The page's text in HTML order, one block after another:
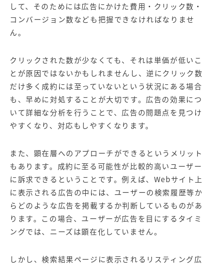
して、そのためには広告にかけた費用・クリック数・
コンバージョン数なども把握できなければなりませ
ん。
クリックされた数が少なくても、それは単価が低いこ
とが原因ではないかもしれませんし、逆にクリック数
だけ多く成約には至っていないという状況にある場合
も、早めに対処することが大切です。広告の効果につ
いて詳細な分析を行うことで、広告の問題点を見つけ
やすくなり、対応もしやすくなります。
また、顕在層へのアプローチができるというメリット
もあります。成約に至る可能性が比較的高いユーザー
に訴求できるということです。例えば、Webサイト上
に表示される広告の中には、ユーザーの検索履歴等か
らどのような広告を掲載するか判断しているものがあ
ります。この場合、ユーザーが広告を目にするタイミ
ングでは、ニーズは顕在化していません。
しかし、検索結果ページに表示されるリスティング広